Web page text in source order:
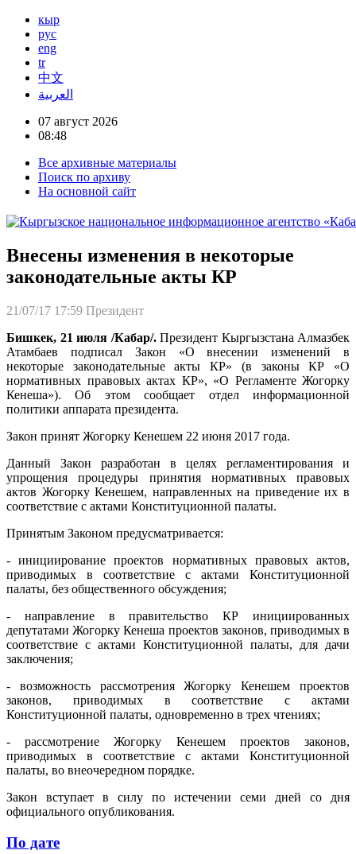
кыр
рус
eng
tr
中文
العربية
07 август 2026
08:48
Все архивные материалы
Поиск по архиву
На основной сайт
Внесены изменения в некоторые
законодательные акты КР
21/07/17 17:59 Президент
Бишкек, 21 июля /Кабар/.Президент Кыргызстана Алмазбек
Атамбаев подписал Закон «О внесении изменений в
некоторые законодательные акты КР» (в законы КР «О
нормативных правовых актах КР», «О Регламенте Жогорку
Кенеша»). Об этом сообщает отдел информационной
политики аппарата президента.
Закон принят Жогорку Кенешем 22 июня 2017 года.
Данный Закон разработан в целях регламентирования и
упрощения процедуры принятия нормативных правовых
актов Жогорку Кенешем, направленных на приведение их в
соответствие с актами Конституционной палаты.
Принятым Законом предусматривается:
- инициирование проектов нормативных правовых актов,
приводимых в соответствие с актами Конституционной
палаты, без общественного обсуждения;
- направление в правительство КР инициированных
депутатами Жогорку Кенеша проектов законов, приводимых в
соответствие с актами Конституционной палаты, для дачи
заключения;
- возможность рассмотрения Жогорку Кенешем проектов
законов, приводимых в соответствие с актами
Конституционной палаты, одновременно в трех чтениях;
- рассмотрение Жогорку Кенешем проектов законов,
приводимых в соответствие с актами Конституционной
палаты, во внеочередном порядке.
Закон вступает в силу по истечении семи дней со дня
официального опубликования.
По дате